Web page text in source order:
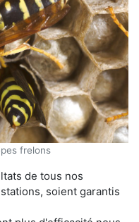
frelons
de tous nos
soient garantis